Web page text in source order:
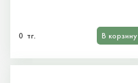
0 тг. В корзину